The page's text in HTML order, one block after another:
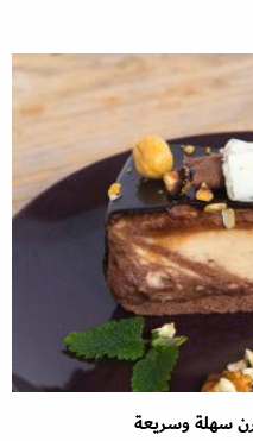
سهلة وسريعة